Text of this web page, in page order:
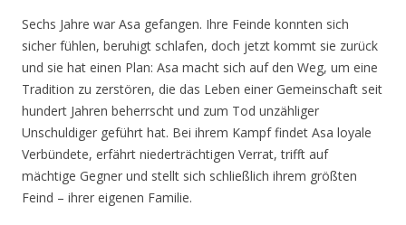
Sechs Jahre war Asa gefangen. Ihre Feinde konnten sich
sicher fühlen, beruhigt schlafen, doch jetzt kommt sie zurück
und sie hat einen Plan: Asa macht sich auf den Weg, um eine
Tradition zu zerstören, die das Leben einer Gemeinschaft seit
hundert Jahren beherrscht und zum Tod unzähliger
Unschuldiger geführt hat. Bei ihrem Kampf findet Asa loyale
Verbündete, erfährt niederträchtigen Verrat, trifft auf
mächtige Gegner und stellt sich schließlich ihrem größten
Feind – ihrer eigenen Familie.